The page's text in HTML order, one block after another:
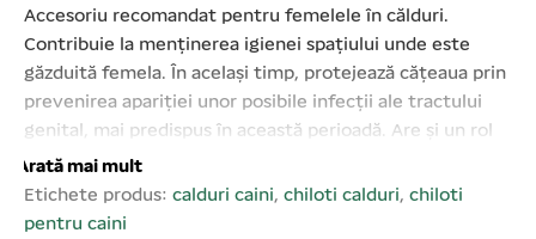
Accesoriu recomandat pentru femelele în călduri.
Contribuie la menținerea igienei spațiului unde este
găzduită femela. În același timp, protejează cățeaua prin
prevenirea apariției unor posibile infecții ale tractului
genital, mai predispus în această perioadă. Are și un rol
contraceptiv împiedicând apariția unei sarcini nedorite.
Pachetul conține 3 tampoane de schimb. Mărime: S –
24- 1 cm;
Arată mai mult
Etichete produs: calduri caini, chiloti calduri, chiloti
pentru caini